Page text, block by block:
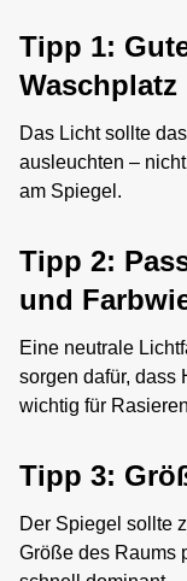
Tipp 1:
Waschplatz
Das Licht sollte
ausleuchten –
am Spiegel.
Tipp 2:
und
Eine neutrale
sorgen dafür, dass
wichtig für
Tipp 3:
Der Spiegel sollte
Größe des Raums